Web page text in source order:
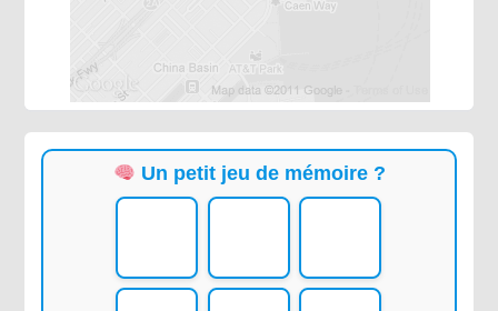
Un petit jeu de mémoire ?